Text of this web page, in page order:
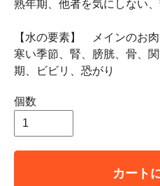
熟年期、他者を気にしない
【水の要素】 メインのお
寒い季節、腎、膀胱、骨、
期、ビビリ、恐がり
個数
カート